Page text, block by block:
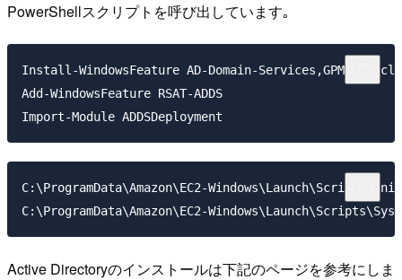
PowerShellスクリプトを呼び出しています｡
Install-WindowsFeature AD-Domain-Services,GPMC -
Add-WindowsFeature RSAT-ADDS
C:\ProgramData\Amazon\EC2-
Active Directoryのインストールは下記のページを参考にしま